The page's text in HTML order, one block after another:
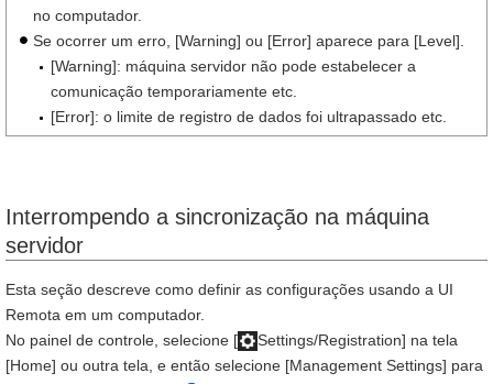
no computador.
Se ocorrer um erro, [Warning] ou [Error] aparece para [Level].
[Warning]: máquina servidor não pode estabelecer a
comunicação temporariamente etc.
[Error]: o limite de registro de dados foi ultrapassado etc.
Interrompendo a sincronização na máquina
servidor
Esta seção descreve como definir as configurações usando a UI
Remota em um computador.
No painel de controle, selecione [
Settings/Registration] na tela
[Home] ou outra tela, e então selecione [Management Settings] para